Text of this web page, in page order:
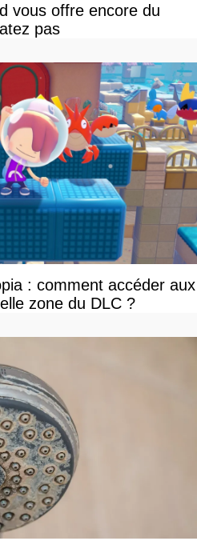
vous offre encore du
pas
: comment accéder aux
zone du DLC ?